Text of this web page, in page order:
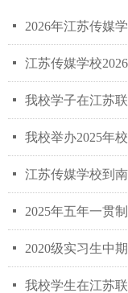
넷
넷 江苏传媒学校
넷
넷 我校举办2025年
넷
넷
넷 2020级实习生中
넷